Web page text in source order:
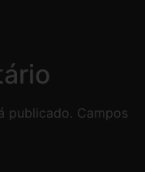
publicado. Campos